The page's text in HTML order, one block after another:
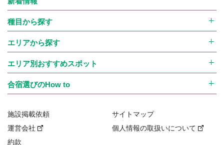
種目から探す
エリアから探す
エリア別おすすめスポット
合宿選びのHow to
施設掲載依頼
サイトマップ
運営会社
個人情報の取扱いについて
約款